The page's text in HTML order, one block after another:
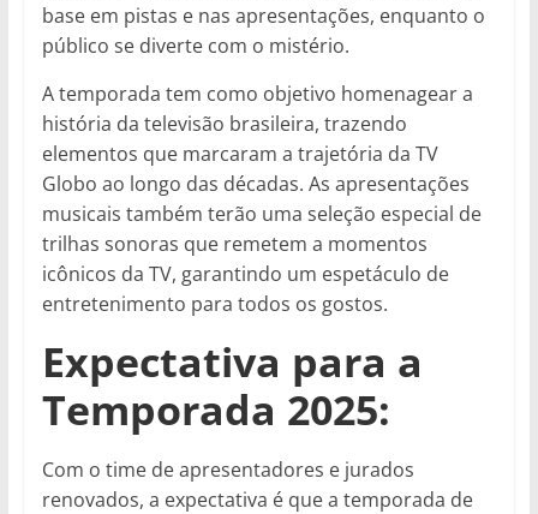
base em pistas e nas apresentações, enquanto o
público se diverte com o mistério.
A temporada tem como objetivo homenagear a
história da televisão brasileira, trazendo
elementos que marcaram a trajetória da TV
Globo ao longo das décadas. As apresentações
musicais também terão uma seleção especial de
trilhas sonoras que remetem a momentos
icônicos da TV, garantindo um espetáculo de
entretenimento para todos os gostos.
Expectativa para a
Temporada 2025:
Com o time de apresentadores e jurados
renovados, a expectativa é que a temporada de